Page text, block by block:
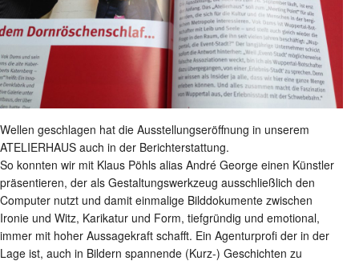
Wellen geschlagen hat die Ausstellungseröffnung in unserem
ATELIERHAUS auch in der Berichterstattung.
So konnten wir mit Klaus Pöhls alias André George einen Künstler
präsentieren, der als Gestaltungswerkzeug ausschließlich den
Computer nutzt und damit einmalige Bilddokumente zwischen
Ironie und Witz, Karikatur und Form, tiefgründig und emotional,
immer mit hoher Aussagekraft schafft. Ein Agenturprofi der in der
Lage ist, auch in Bildern spannende (Kurz-) Geschichten zu